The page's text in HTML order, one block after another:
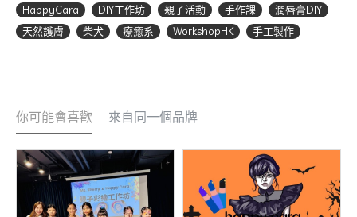
HappyCara
DIY工作坊 親子活動 手作課
潤唇膏DIY
天然護膚
柴犬 療癒系 WorkshopHK 手工製作
你可能會喜歡 來自同一個品牌